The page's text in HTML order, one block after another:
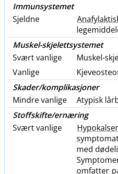
Immunsystemet
Sjeldne
Muskel-skjelettsystemet
Svært vanlige
Muskel-
Vanlige
Skader​/​komplikasjoner
Mindre vanlige
Atypisk
Stoffskifte​/​ernæring
Svært vanlige
med
omfatter